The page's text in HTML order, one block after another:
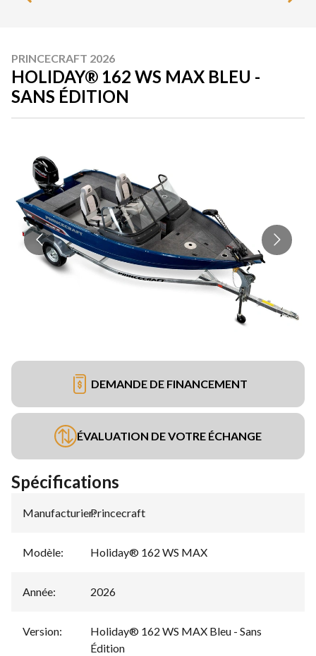
PRINCECRAFT 2026
HOLIDAY® 162 WS MAX BLEU -
SANS ÉDITION
DEMANDE DE FINANCEMENT
ÉVALUATION DE VOTRE ÉCHANGE
Spécifications
Manufacturier:
Princecraft
Modèle: Holiday® 162 WS MAX
Année: 2026
Version:
Holiday® 162 WS MAX Bleu - Sans
Édition